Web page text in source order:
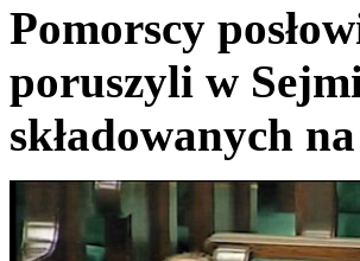
Pomorscy
poruszyli w
składowanych